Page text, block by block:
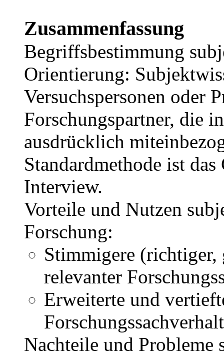
Zusammenfassung
Begriffsbestimmung
Orientierung:
Versuchspersonen oder
Forschungspartner, die
ausdrücklich
Standardmethode ist
Interview.
Vorteile und Nutzen
Forschung:
Stimmigere
relevanter
Erweiterte und
Nachteile und Probleme